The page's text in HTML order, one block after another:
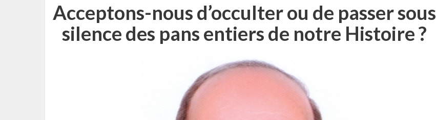
Acceptons-nous d’occulter ou de passer sous
silence des pans entiers de notre Histoire ?